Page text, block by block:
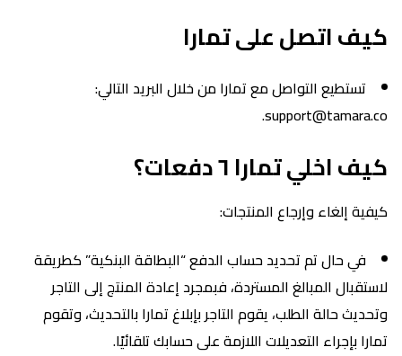
كيف اتصل على تمارا
تستطيع التواصل مع تمارا من خلال البريد التالي:
support@tamara.co.
كيف اخلي تمارا ٦ دفعات؟
كيفية إلغاء وإرجاع المنتجات:
في حال تم تحديد حساب الدفع “البطاقة البنكية” كطريقة
لاستقبال المبالغ المستردة، فبمجرد إعادة المنتج إلى التاجر
وتحديث حالة الطلب، يقوم التاجر بإبلاغ تمارا بالتحديث، وتقوم
تمارا بإجراء التعديلات اللازمة على حسابك تلقائيًا.